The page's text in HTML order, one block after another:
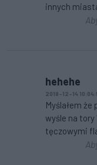
innych
hehehe
2018-12-14
Myślałem
wyśle na tory
tęczowymi